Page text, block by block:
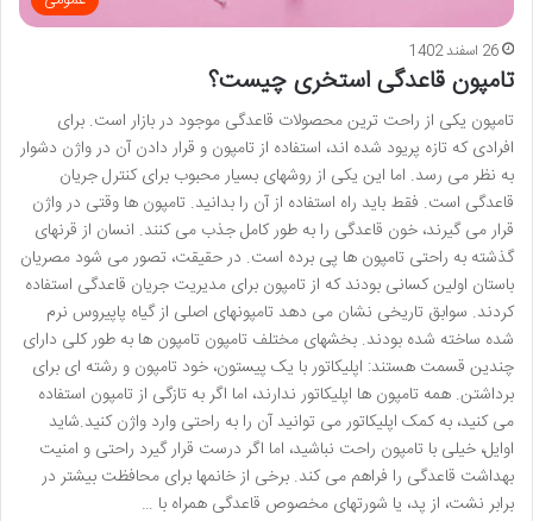
26 اسفند 1402
تامپون قاعدگی استخری چیست؟
تامپون یکی از راحت ترین محصولات قاعدگی موجود در بازار است. برای
افرادی که تازه پریود شده اند، استفاده از تامپون و قرار دادن آن در واژن دشوار
به نظر می رسد. اما این یکی از روشهای بسیار محبوب برای کنترل جریان
قاعدگی است. فقط باید راه استفاده از آن را بدانید. تامپون ها وقتی در واژن
قرار می گیرند، خون قاعدگی را به طور کامل جذب می کنند. انسان از قرنهای
گذشته به راحتی تامپون ها پی برده است. در حقیقت، تصور می شود مصریان
باستان اولین کسانی بودند که از تامپون برای مدیریت جریان قاعدگی استفاده
کردند. سوابق تاریخی نشان می دهد تامپونهای اصلی از گیاه پاپیروس نرم
شده ساخته شده بودند. بخشهای مختلف تامپون تامپون ها به طور کلی دارای
چندین قسمت هستند: اپلیکاتور با یک پیستون، خود تامپون و رشته ای برای
برداشتن. همه تامپون ها اپلیکاتور ندارند، اما اگر به تازگی از تامپون استفاده
می کنید، به کمک اپلیکاتور می توانید آن را به راحتی وارد واژن کنید.شاید
اوایل، خیلی با تامپون راحت نباشید، اما اگر درست قرار گیرد راحتی و امنیت
بهداشت قاعدگی را فراهم می کند. برخی از خانمها برای محافظت بیشتر در
برابر نشت، از پد، یا شورتهای مخصوص قاعدگی همراه با …